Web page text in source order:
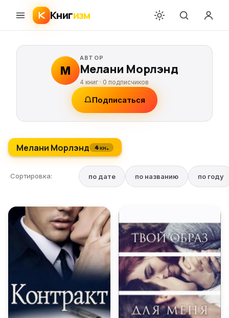
Книгизм
М
АВТОР
Мелани Морлэнд
4 книг · 0 подписчиков
Подписаться
Мелани Морлэнд 4 кн.
Сортировка: по дате по названию по году